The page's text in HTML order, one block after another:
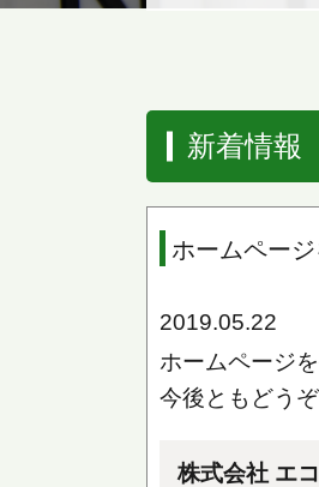
新着情報
ホームページ
2019.05.22
ホームページ
今後ともどう
株式会社 エ